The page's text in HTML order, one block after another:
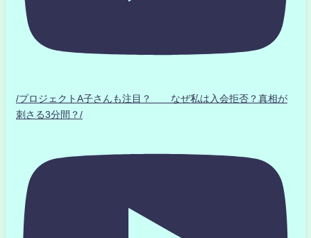
/プロジェクトA子さんも注目？ なぜ私は入会拒否？真相が
刺さる3分間？/